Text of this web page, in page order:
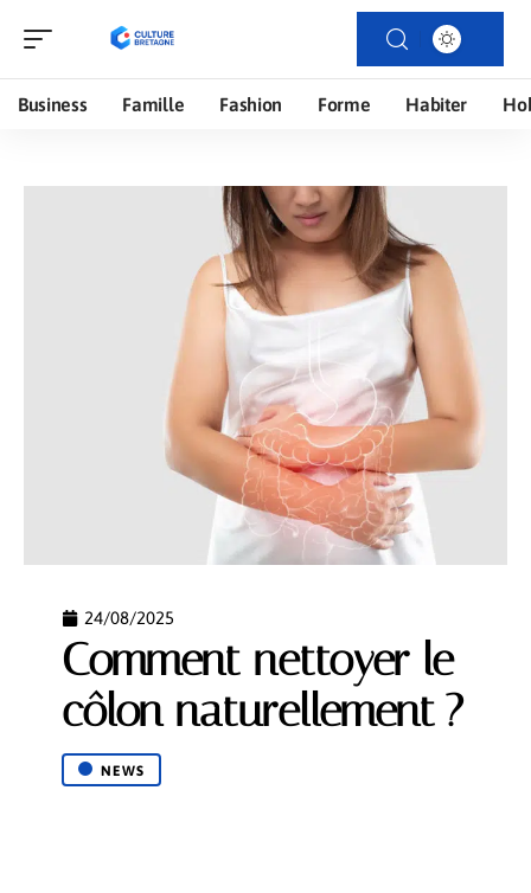
Business Famille Fashion Forme Habiter
24/08/2025
Comment nettoyer le
côlon naturellement ?
NEWS